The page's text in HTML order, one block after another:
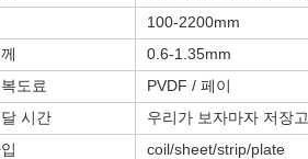
100-2200mm
0.6-1.35mm
도료
PVDF / 페이
시간
우리가 보자마자 저장
coil/sheet/strip/plate